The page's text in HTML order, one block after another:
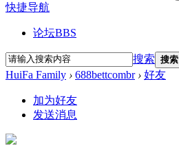
快捷导航
论坛BBS
搜索 搜索
HuiFa Family › 688bettcombr › 好友
加为好友
发送消息